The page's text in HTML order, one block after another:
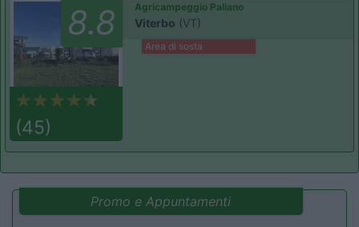
8.8
(45)
Agricampeggio Paliano
Viterbo (VT)
Area di sosta
Promo e Appuntamenti